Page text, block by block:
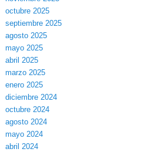
octubre 2025
septiembre 2025
agosto 2025
mayo 2025
abril 2025
marzo 2025
enero 2025
diciembre 2024
octubre 2024
agosto 2024
mayo 2024
abril 2024